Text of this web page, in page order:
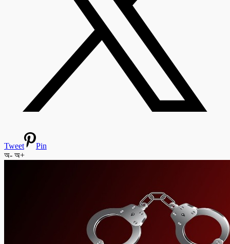
Tweet
Pin
অ- অ+